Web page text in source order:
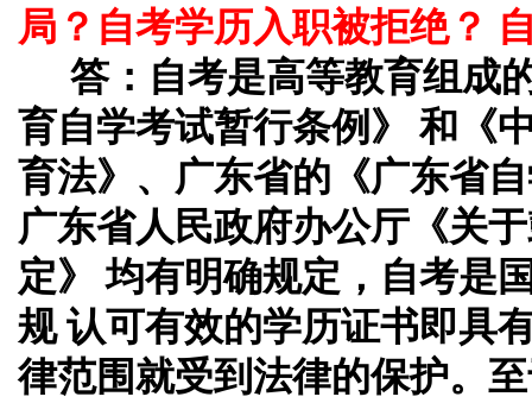
局？自考学历入职被拒绝？
答： 自考是高等教育组成
育自学考试暂行条例》 和《
育法》、广东省的《广东省
广东省人民政府办公厅《关
定》 均有明确规定，自考是
规 认可有效的学历证书即具
律范围就受到法律的保护。